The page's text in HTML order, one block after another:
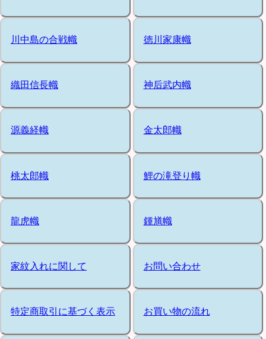
川中島の合戦幟 徳川家康幟
織田信長幟 神后武内幟
源義経幟 金太郎幟
桃太郎幟 鯉の滝登り幟
龍虎幟 鍾馗幟
家紋入れに関して お問い合わせ
特定商取引に基づく表示 お買い物の流れ